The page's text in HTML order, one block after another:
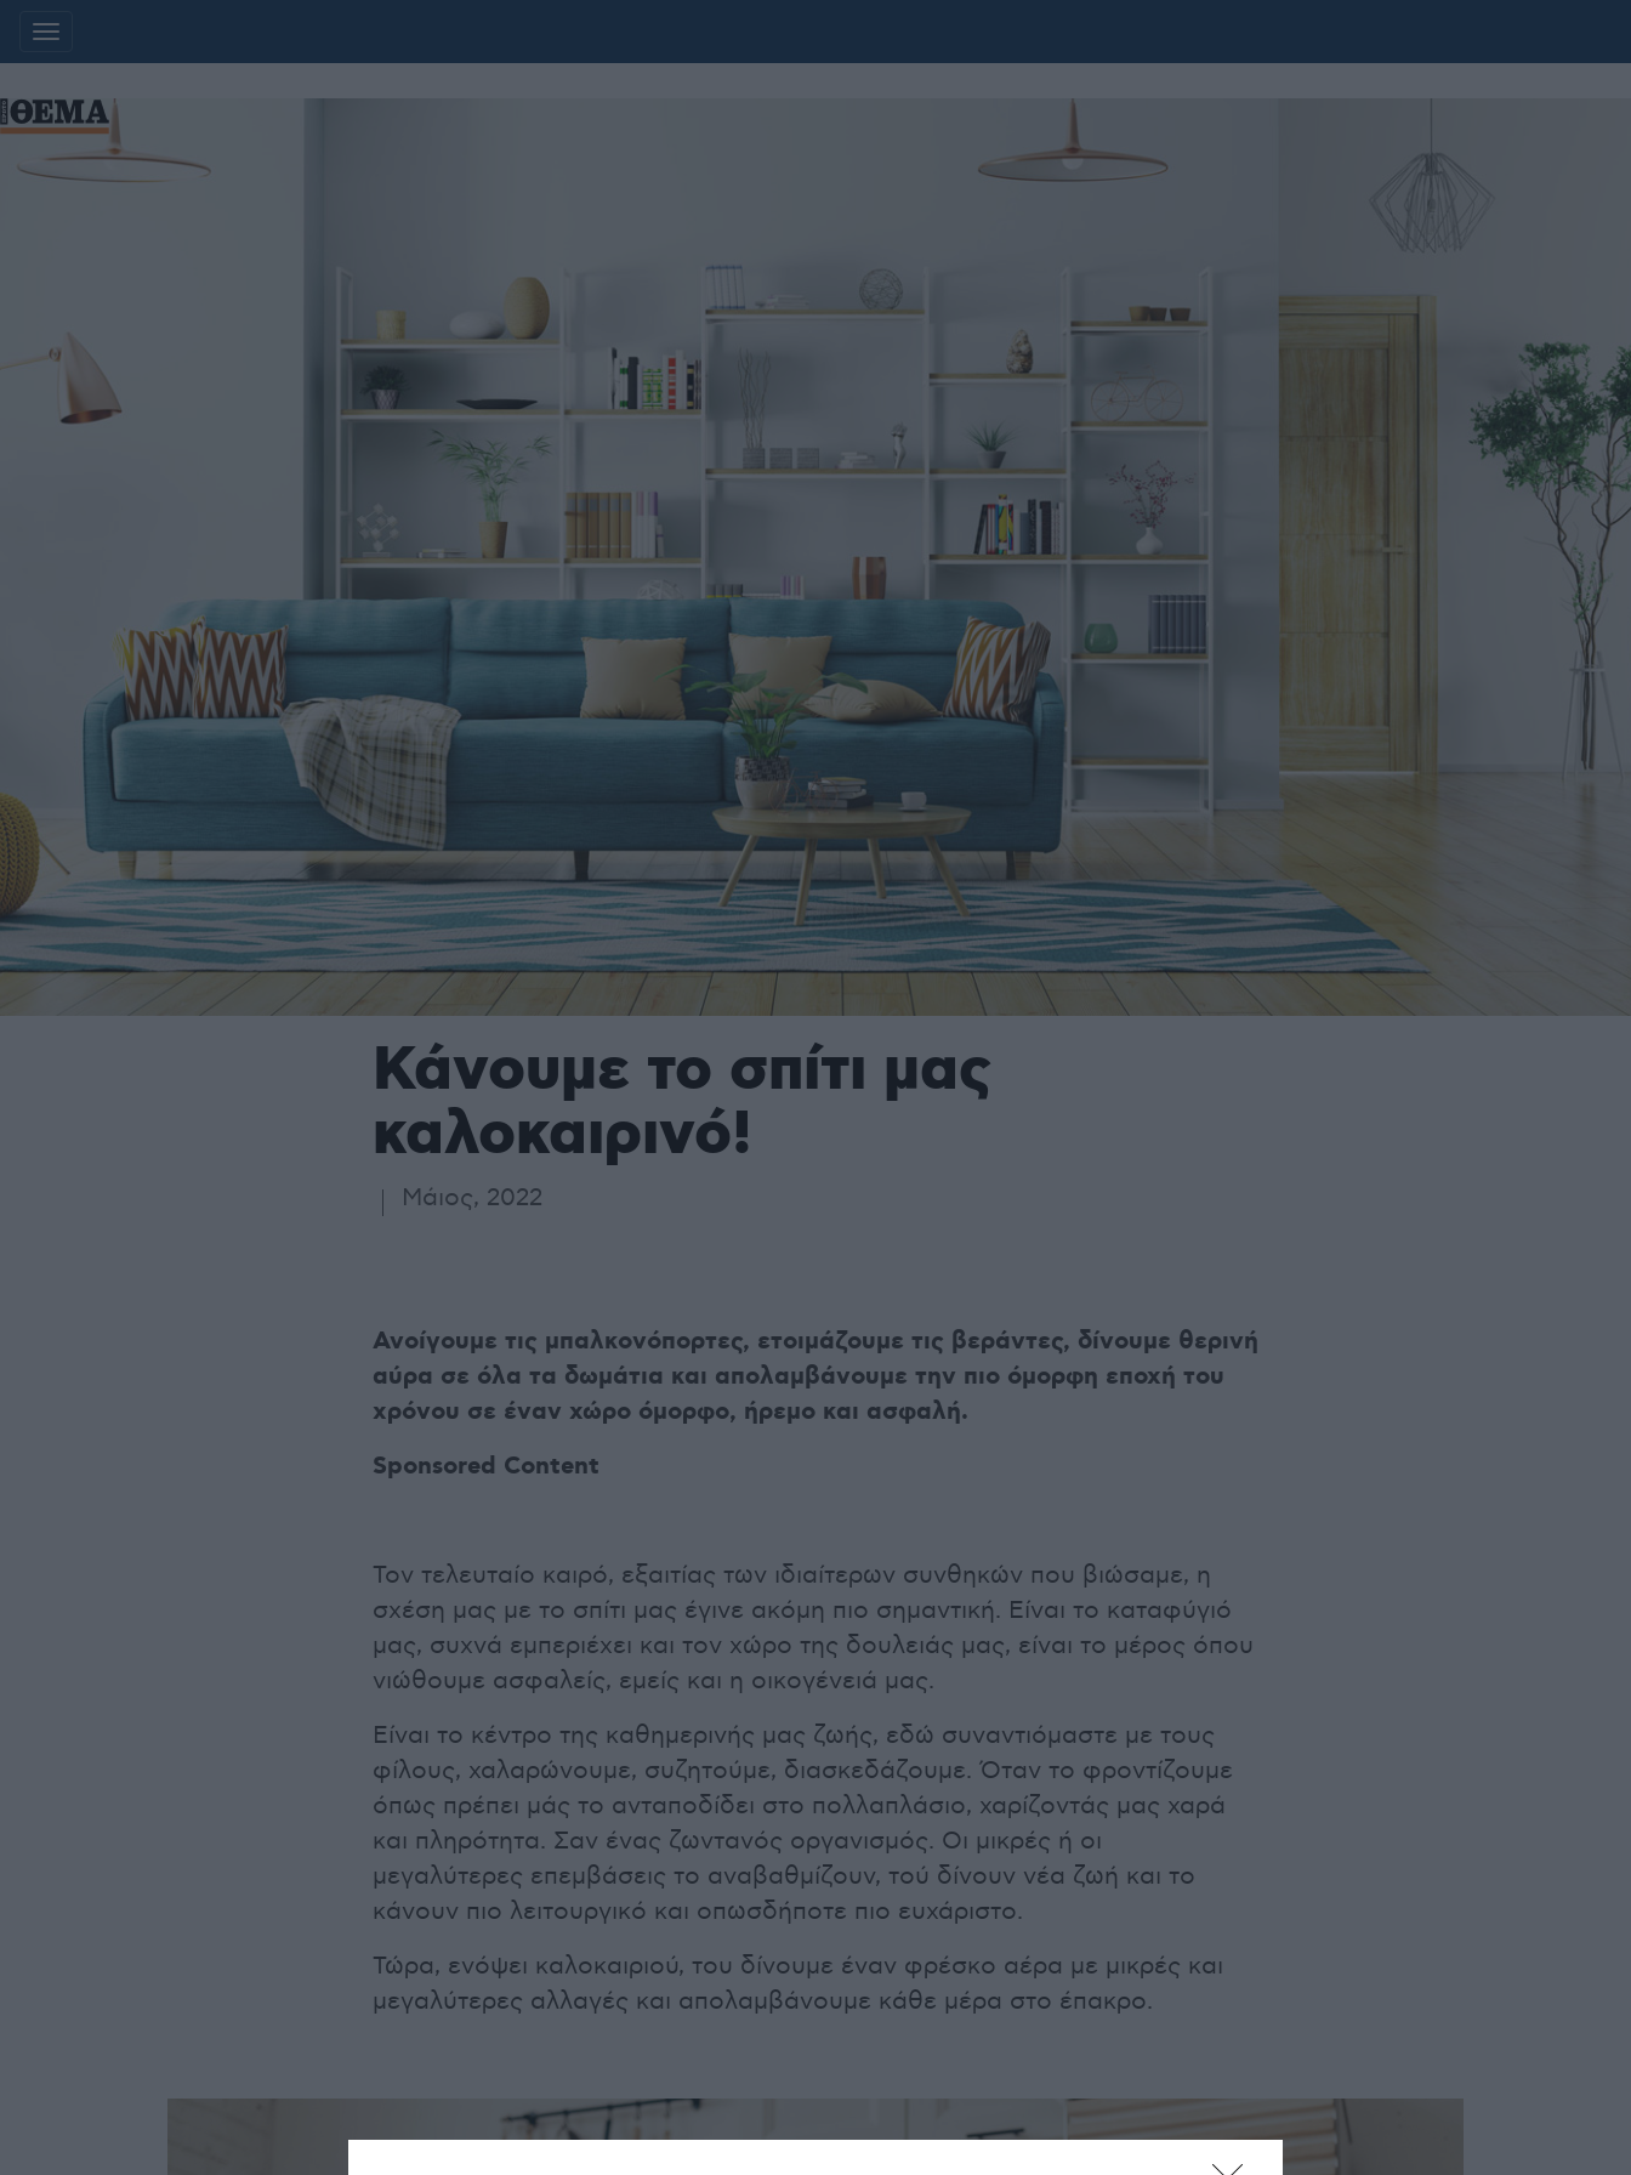
Additionally, paste this code immediately after the opening tag:
στο
περιεχόμενο
Κάνουμε το σπίτι μας
καλοκαιρινό!
Μάιος, 2022
Ανοίγουμε τις μπαλκονόπορτες, ετοιμάζουμε τις βεράντες, δίνουμε θερινή
αύρα σε όλα τα δωμάτια και απολαμβάνουμε την πιο όμορφη εποχή του
χρόνου σε έναν χώρο όμορφο, ήρεμο και ασφαλή.
Sponsored Content
Τον τελευταίο καιρό, εξαιτίας των ιδιαίτερων συνθηκών που βιώσαμε, η
σχέση μας με το σπίτι μας έγινε ακόμη πιο σημαντική. Είναι το καταφύγιό
μας, συχνά εμπεριέχει και τον χώρο της δουλειάς μας, είναι το μέρος όπου
νιώθουμε ασφαλείς, εμείς και η οικογένειά μας.
Είναι το κέντρο της καθημερινής μας ζωής, εδώ συναντιόμαστε με τους
φίλους, χαλαρώνουμε, συζητούμε, διασκεδάζουμε. Όταν το φροντίζουμε
όπως πρέπει μάς το ανταποδίδει στο πολλαπλάσιο, χαρίζοντάς μας χαρά
και πληρότητα. Σαν ένας ζωντανός οργανισμός. Οι μικρές ή οι
μεγαλύτερες επεμβάσεις το αναβαθμίζουν, τού δίνουν νέα ζωή και το
κάνουν πιο λειτουργικό και οπωσδήποτε πιο ευχάριστο.
Τώρα, ενόψει καλοκαιριού, του δίνουμε έναν φρέσκο αέρα με μικρές και
μεγαλύτερες αλλαγές και απολαμβάνουμε κάθε μέρα στο έπακρο.